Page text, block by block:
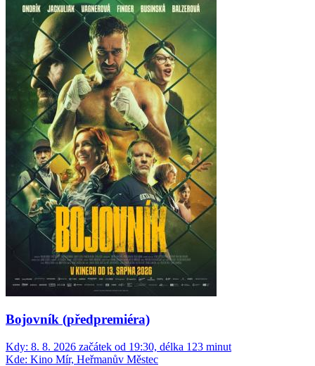
Bojovník (předpremiéra)
Kdy: 8. 8. 2026 začátek od 19:30, délka 123 minut
Kde: Kino Mír, Heřmanův Městec